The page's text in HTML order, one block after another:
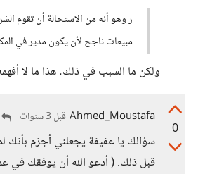
ر وهو أنه من الاستحالة أن تقوم
مبيعات ناجح لأن يكون مدير في
ولكن ما السبب في ذلك، هذا ما لا
0
Ahmed_Moustafa قبل 3 سنوات
سؤالك يا عفيفة يجعلني أجزم بأنك
قبل ذلك. ( أدعو الله أن يوفقك في